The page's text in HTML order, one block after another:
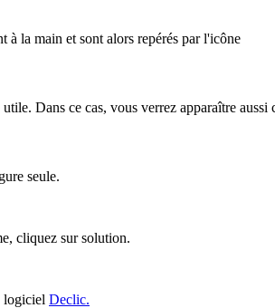
à la main et sont alors repérés par l'icône
Dans ce cas, vous verrez apparaître aussi
seule.
cliquez sur solution.
logiciel Declic.